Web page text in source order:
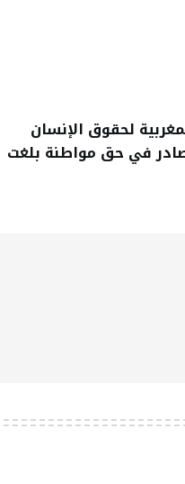
لحقوق الإنسان
في حق مواطنة بلغت